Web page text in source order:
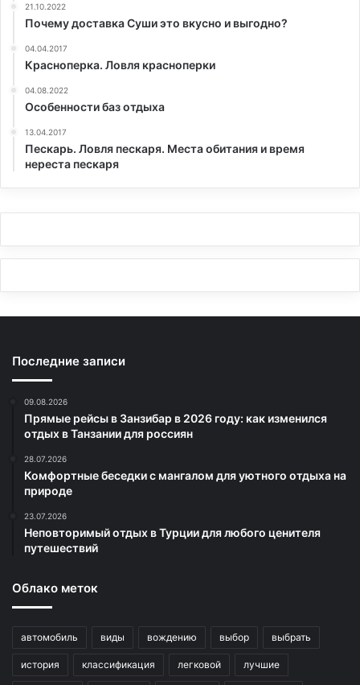
21.10.2022
Почему доставка Суши это вкусно и выгодно?
04.04.2017
Красноперка. Ловля красноперки
04.08.2022
Особенности баз отдыха
13.04.2017
Пескарь. Ловля пескаря. Места обитания и время
нереста пескаря
Последние записи
09.08.2026
Прямые рейсы в Занзибар в 2026 году: как изменился
отдых в Танзании для россиян
28.07.2026
Комфортные беседки с мангалом для уютного отдыха на
природе
23.07.2026
Неповторимый отдых в Турции для любого ценителя
путешествий
Облако меток
автомобиль виды вождению выбор выбрать
история классификация легковой лучшие